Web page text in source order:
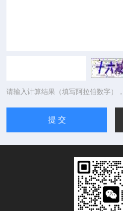
请输入计算结果（填写阿拉伯数字）